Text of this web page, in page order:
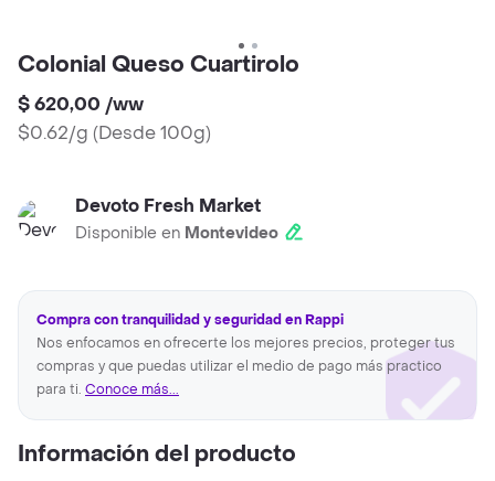
Colonial Queso Cuartirolo
$ 620,00 /ww
$0.62/g (Desde 100g)
Devoto Fresh Market
Disponible en Montevideo
Compra con tranquilidad y seguridad en Rappi
Nos enfocamos en ofrecerte los mejores precios, proteger tus
compras y que puedas utilizar el medio de pago más practico
para ti. Conoce más...
Información del producto